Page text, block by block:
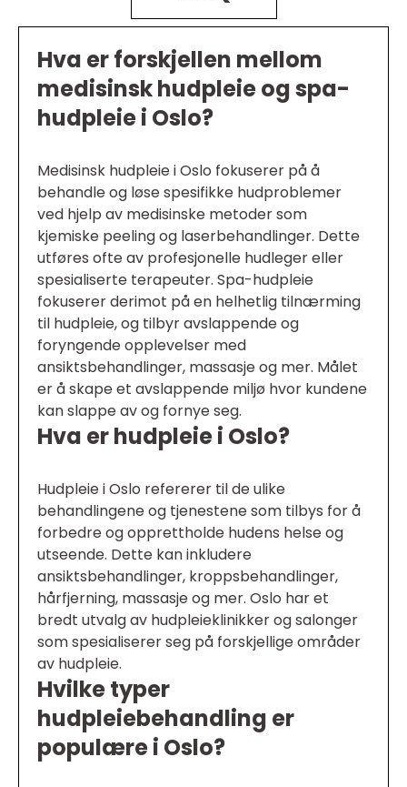
Hva er forskjellen mellom
medisinsk hudpleie og spa-
hudpleie i Oslo?
Medisinsk hudpleie i Oslo fokuserer på å
behandle og løse spesifikke hudproblemer
ved hjelp av medisinske metoder som
kjemiske peeling og laserbehandlinger. Dette
utføres ofte av profesjonelle hudleger eller
spesialiserte terapeuter. Spa-hudpleie
fokuserer derimot på en helhetlig tilnærming
til hudpleie, og tilbyr avslappende og
foryngende opplevelser med
ansiktsbehandlinger, massasje og mer. Målet
er å skape et avslappende miljø hvor kundene
kan slappe av og fornye seg.
Hva er hudpleie i Oslo?
Hudpleie i Oslo refererer til de ulike
behandlingene og tjenestene som tilbys for å
forbedre og opprettholde hudens helse og
utseende. Dette kan inkludere
ansiktsbehandlinger, kroppsbehandlinger,
hårfjerning, massasje og mer. Oslo har et
bredt utvalg av hudpleieklinikker og salonger
som spesialiserer seg på forskjellige områder
av hudpleie.
Hvilke typer
hudpleiebehandling er
populære i Oslo?